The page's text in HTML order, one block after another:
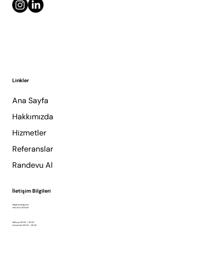
İletişim Bilgileri
info@retzking.com
+90 554 137 8017
Hafta içi 09:00 – 18:00
Cumartesi 09:00 – 18:00
Linkler
Ana Sayfa
Hakkımızda
Hizmetler
Referanslar
Randevu Al